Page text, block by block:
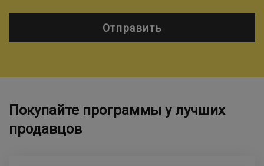
Отправить
Покупайте программы у лучших
продавцов